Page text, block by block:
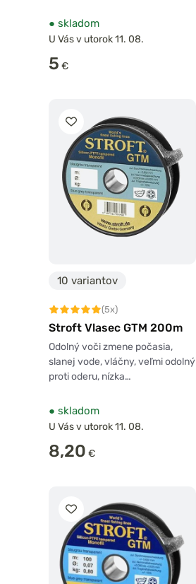
● skladom
U Vás v utorok 11. 08.
5 €
10 variantov
(5x)
Stroft Vlasec GTM 200m
Odolný voči zmene počasia,
slanej vode, vláčny, veľmi odolný
proti oderu, nízka…
● skladom
U Vás v utorok 11. 08.
8,20 €